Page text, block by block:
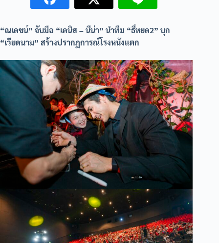
“ณเดชน์” จับมือ “เดนิส – นีน่า” นำทีม “ธี่หยด2” บุก
“เวียดนาม” สร้างปรากฏการณ์โรงหนังแตก